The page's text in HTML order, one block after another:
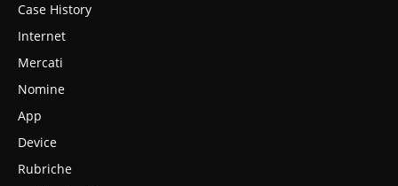
Case History
Internet
Mercati
Nomine
App
Device
Rubriche